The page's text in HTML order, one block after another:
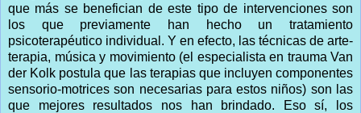
que más se benefician de este tipo de intervenciones son
los que previamente han hecho un tratamiento
psicoterapéutico individual. Y en efecto, las técnicas de arte-
terapia, música y movimiento (el especialista en trauma Van
der Kolk postula que las terapias que incluyen componentes
sensorio-motrices son necesarias para estos niños) son las
que mejores resultados nos han brindado. Eso sí, los